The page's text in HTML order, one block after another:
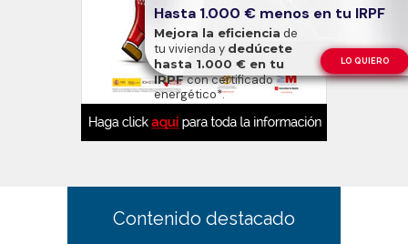
Contenido destacado
Hasta 1.000 € menos en tu IRPF
Mejora la eficiencia de
tu vivienda y dedúcete
hasta 1.000 € en tu
IRPFcon certificado
energético*.
LO QUIERO